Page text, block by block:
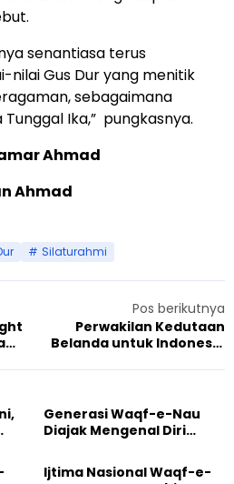
senantiasa terus
nilai Gus Dur yang menitik
sebagaimana
Ika,” pungkasnya.
Ahmad
Ahmad
Silaturahmi
Pos berikutnya
Perwakilan Kedutaan
Belanda untuk Indonesia
Tujuannya
Generasi Waqf-e-Nau
Diajak Mengenal Diri
Dunia
Ijtima Nasional Waqf-e-